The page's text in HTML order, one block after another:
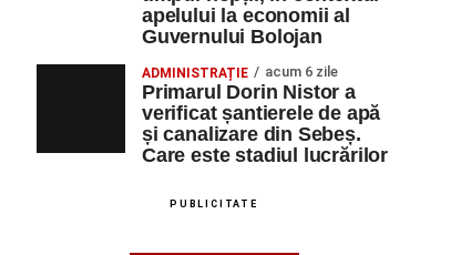
apelului la economii al
Guvernului Bolojan
ADMINISTRAȚIE acum 6 zile
Primarul Dorin Nistor a
verificat șantierele de apă
și canalizare din Sebeș.
Care este stadiul lucrărilor
PUBLICITATE